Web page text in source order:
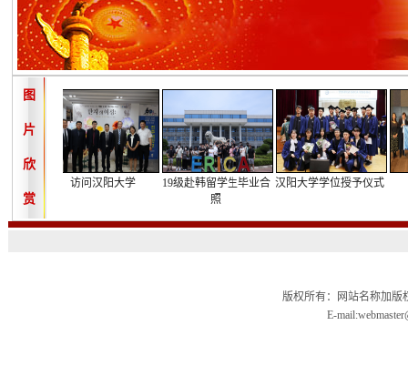
图
片
欣
赏
访问汉阳大学
19级赴韩留学生毕业合
照
汉阳大学学位授予仪式
版权所有：网站名称加
E-